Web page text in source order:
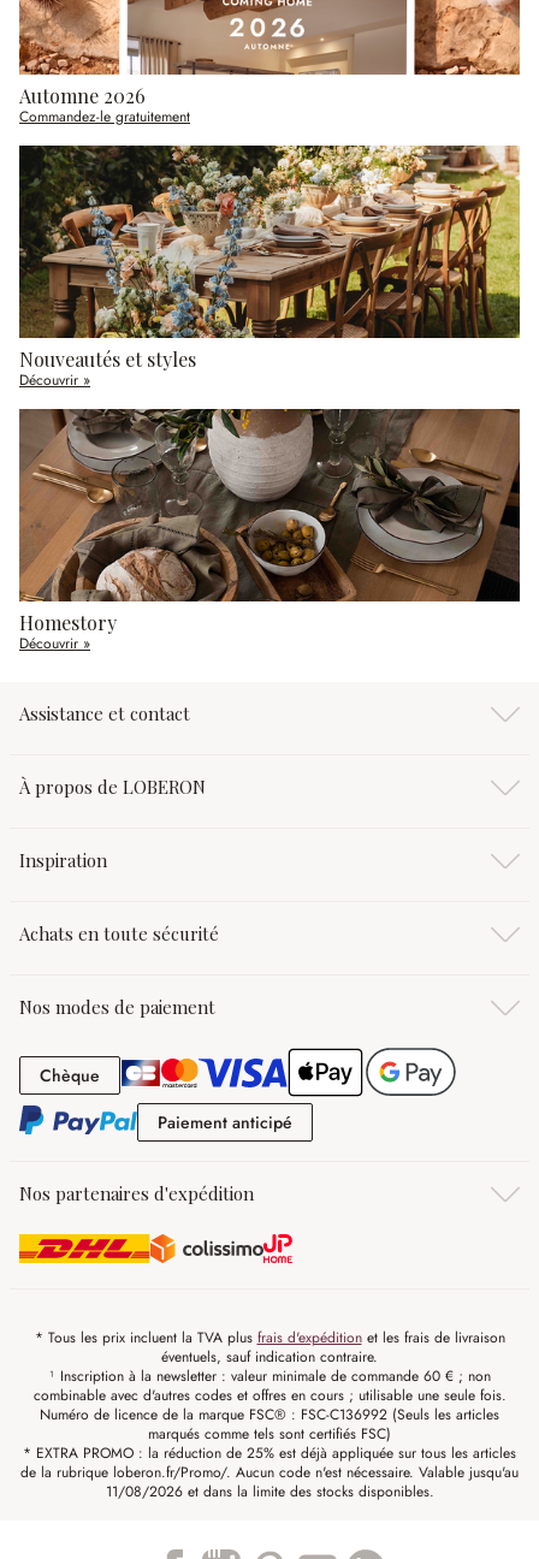
Automne 2026
Commandez-le gratuitement
Nouveautés et styles
Découvrir »
Homestory
Découvrir »
Assistance et contact
À propos de LOBERON
Inspiration
Achats en toute sécurité
Nos modes de paiement
Chèque Chèque
Paiement anticipé
Nos partenaires d'expédition
* Tous les prix incluent la TVA plus frais d'expéditionet les frais de livraison
éventuels, sauf indication contraire.
¹ Inscription à la newsletter : valeur minimale de commande 60 € ; non
combinable avec d'autres codes et offres en cours ; utilisable une seule fois.
Numéro de licence de la marque FSC® : FSC-C136992 (Seuls les articles
marqués comme tels sont certifiés FSC)
* EXTRA PROMO : la réduction de 25% est déjà appliquée sur tous les articles
de la rubrique loberon.fr/Promo/. Aucun code n'est nécessaire. Valable jusqu'au
11/08/2026 et dans la limite des stocks disponibles.